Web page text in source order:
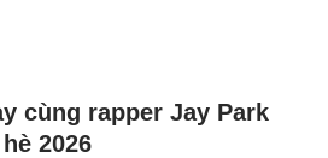
cùng rapper Jay Park
2026